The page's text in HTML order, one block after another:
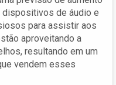
dispositivos de áudio e
para assistir aos
aproveitando a
resultando em um
vendem esses